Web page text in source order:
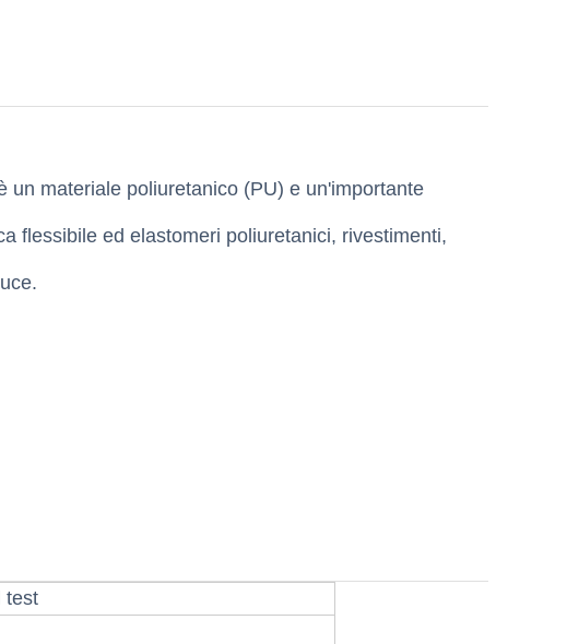
materiale poliuretanico (PU) e un'importante
flessibile ed elastomeri poliuretanici, rivestimenti,
test